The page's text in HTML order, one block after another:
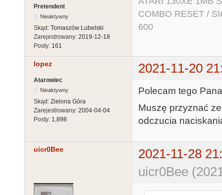
Pretendent
Nieaktywny
Skąd: Tomaszów Lubelski
Zarejestrowany: 2019-12-18
Posty: 161
COMBO RESET /
600
lopez 2021-11-20
Atarowiec
Nieaktywny
Skąd: Zielona Góra
Zarejestrowany: 2004-04-04
Posty: 1,898
Polecam tego
Muszę przyznać
odczucia
uicr0Bee
2021-11-28
uicr0Bee